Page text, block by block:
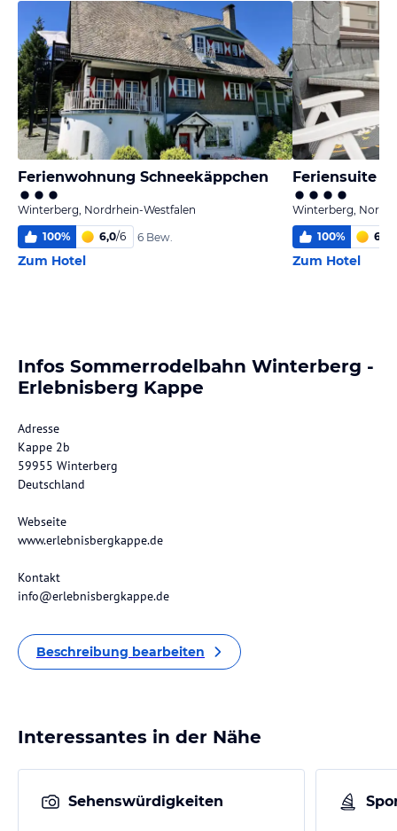
Ferienwohnung Schneekäppchen
Winterberg, Nordrhein-Westfalen
100% 6,0/6 6 Bew.
Zum Hotel
Feriensuite
Winterberg,
100% 6,0
Zum Hotel
Infos Sommerrodelbahn Winterberg -
Erlebnisberg Kappe
Adresse
Kappe 2b
59955 Winterberg
Deutschland
Webseite
www.erlebnisbergkappe.de
Kontakt
info@erlebnisbergkappe.de
Beschreibung bearbeiten
Interessantes in der Nähe
Sehenswürdigkeiten